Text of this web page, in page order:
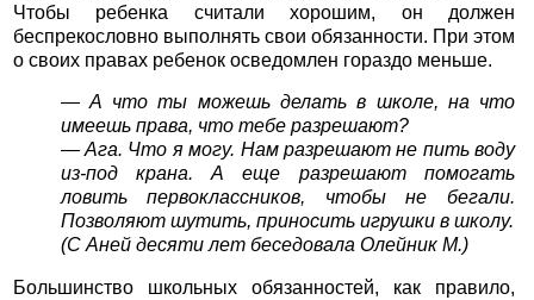
Чтобы ребенка считали хорошим, он должен
беспрекословно выполнять свои обязанности. При этом
о своих правах ребенок осведомлен гораздо меньше.
— А что ты можешь делать в школе, на что
имеешь права, что тебе разрешают?
— Ага. Что я могу. Нам разрешают не пить воду
из-под крана. А еще разрешают помогать
ловить первоклассников, чтобы не бегали.
Позволяют шутить, приносить игрушки в школу.
(С Аней десяти лет беседовала Олейник М.)
Большинство школьных обязанностей, как правило,